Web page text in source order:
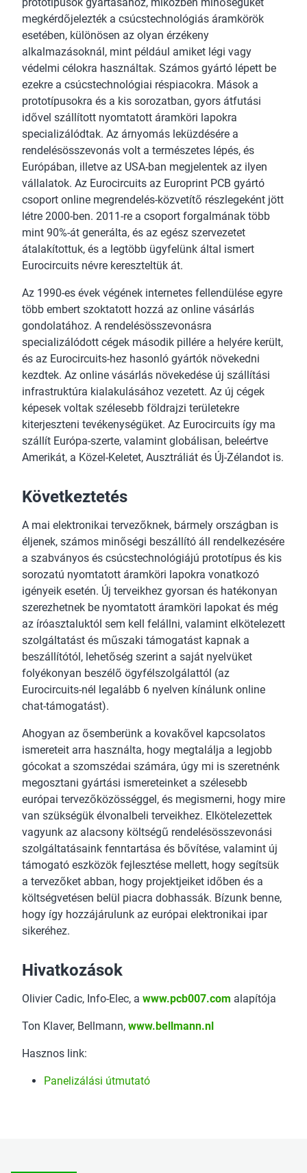
megkérdőjelezték a csúcstechnológiás áramkörök
esetében, különösen az olyan érzékeny
alkalmazásoknál, mint például amiket légi vagy
védelmi célokra használtak. Számos gyártó lépett be
ezekre a csúcstechnológiai réspiacokra. Mások a
prototípusokra és a kis sorozatban, gyors átfutási
idővel szállított nyomtatott áramköri lapokra
specializálódtak. Az árnyomás leküzdésére a
rendelésösszevonás volt a természetes lépés, és
Európában, illetve az USA-ban megjelentek az ilyen
vállalatok. Az Eurocircuits az Europrint PCB gyártó
csoport online megrendelés-közvetítő részlegeként jött
létre 2000-ben. 2011-re a csoport forgalmának több
mint 90%-át generálta, és az egész szervezetet
átalakítottuk, és a legtöbb ügyfelünk által ismert
Eurocircuits névre kereszteltük át.
Az 1990-es évek végének internetes fellendülése egyre
több embert szoktatott hozzá az online vásárlás
gondolatához. A rendelésösszevonásra
specializálódott cégek második pillére a helyére került,
és az Eurocircuits-hez hasonló gyártók növekedni
kezdtek. Az online vásárlás növekedése új szállítási
infrastruktúra kialakulásához vezetett. Az új cégek
képesek voltak szélesebb földrajzi területekre
kiterjeszteni tevékenységüket. Az Eurocircuits így ma
szállít Európa-szerte, valamint globálisan, beleértve
Amerikát, a Közel-Keletet, Ausztráliát és Új-Zélandot is.
Következtetés
A mai elektronikai tervezőknek, bármely országban is
éljenek, számos minőségi beszállító áll rendelkezésére
a szabványos és csúcstechnológiájú prototípus és kis
sorozatú nyomtatott áramköri lapokra vonatkozó
igényeik esetén. Új terveikhez gyorsan és hatékonyan
szerezhetnek be nyomtatott áramköri lapokat és még
az íróasztaluktól sem kell felállni, valamint elkötelezett
szolgáltatást és műszaki támogatást kapnak a
beszállítótól, lehetőség szerint a saját nyelvüket
folyékonyan beszélő ögyfélszolgálattól (az
Eurocircuits-nél legalább 6 nyelven kínálunk online
chat-támogatást).
Ahogyan az ősemberünk a kovakővel kapcsolatos
ismereteit arra használta, hogy megtalálja a legjobb
gócokat a szomszédai számára, úgy mi is szeretnénk
megosztani gyártási ismereteinket a szélesebb
európai tervezőközösséggel, és megismerni, hogy mire
van szükségük élvonalbeli terveikhez. Elkötelezettek
vagyunk az alacsony költségű rendelésösszevonási
szolgáltatásaink fenntartása és bővítése, valamint új
támogató eszközök fejlesztése mellett, hogy segítsük
a tervezőket abban, hogy projektjeiket időben és a
költségvetésen belül piacra dobhassák. Bízunk benne,
hogy így hozzájárulunk az európai elektronikai ipar
sikeréhez.
Hivatkozások
Olivier Cadic, Info-Elec, a www.pcb007.com alapítója
Ton Klaver, Bellmann, www.bellmann.nl
Hasznos link:
Panelizálási útmutató